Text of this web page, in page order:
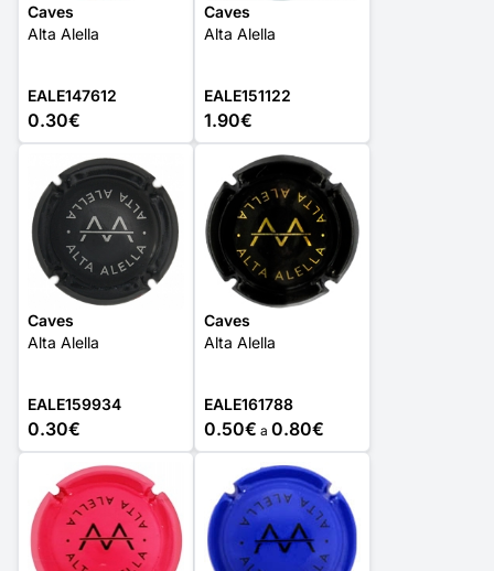
Caves
Alta Alella
EALE147612
0.30€
Caves
Alta Alella
EALE151122
1.90€
Caves
Alta Alella
EALE159934
0.30€
Caves
Alta Alella
EALE161788
0.50€ a 0.80€